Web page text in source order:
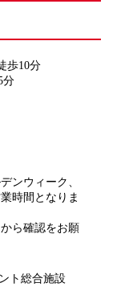
歩10分
分
ンウィーク、
時間となりま
ら確認をお願
ト総合施設